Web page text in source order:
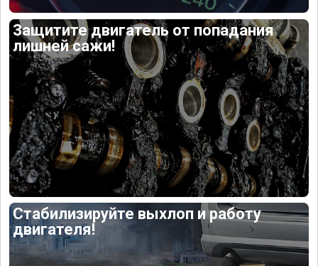
Защитите двигатель от попадания
лишней сажи!
Стабилизируйте выхлоп и работу
двигателя!